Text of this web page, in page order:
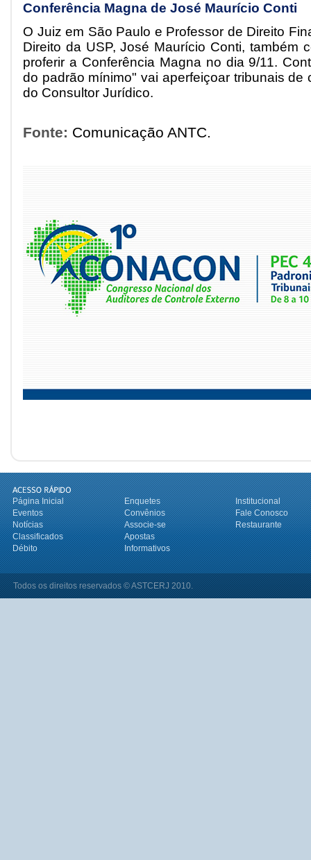
Conferência Magna de José Maurício Conti
O Juiz em São Paulo e Professor de Direito
Direito da USP, José Maurício Conti, também
proferir a Conferência Magna no dia 9/11.
do padrão mínimo" vai aperfeiçoar tribunais de
do Consultor Jurídico.
Fonte: Comunicação ANTC.
Página Inicial Enquetes
Institucional
Eventos
Convênios
Fale Conosco
Notícias
Associe-se
Restaurante
Classificados
Apostas
Débito
Informativos
Todos os direitos reservados © ASTCERJ 2010.